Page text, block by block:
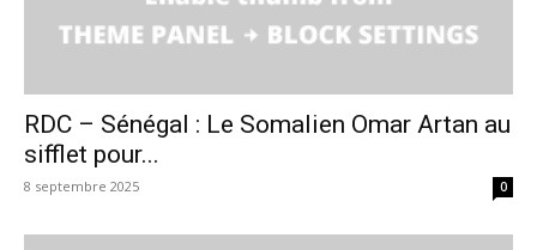
RDC – Sénégal : Le Somalien Omar Artan au
sifflet pour...
8 septembre 2025 0